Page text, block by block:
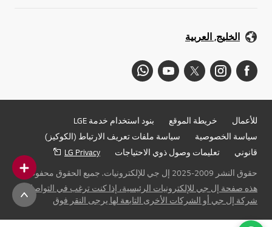
الخليج, العربية
للأعمال خريطة الموقع
بنود استخدام خدمة LGE
سياسة الخصوصية
سياسة ملفات تعريف الارتباط (الكوكيز)
قانوني
تعليمات وصول ذوي الاحتياجات
LG Privacy
حقوق النشر 2009-2025 إل جي للإلكترونيات. جميع الحقوق محفوظة
هذه صفحة إل جي للإلكترونيات الرئيسية، إذا كنت ترغب في التواصل مع
شركة إل جي أو الشركات الأخرى التابعة لها يرجى النقر فوق